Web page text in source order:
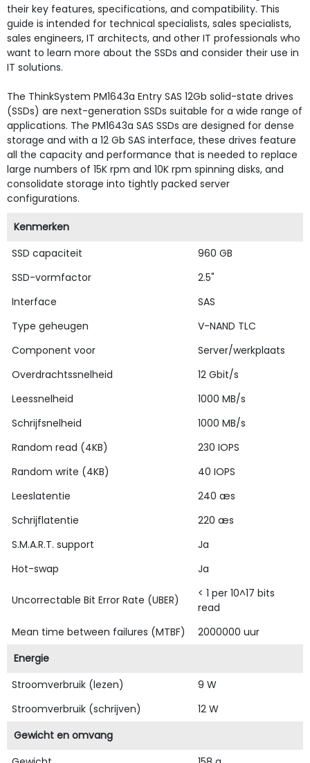
their key features, specifications, and compatibility. This
guide is intended for technical specialists, sales specialists,
sales engineers, IT architects, and other IT professionals who
want to learn more about the SSDs and consider their use in
IT solutions.
The ThinkSystem PM1643a Entry SAS 12Gb solid-state drives
(SSDs) are next-generation SSDs suitable for a wide range of
applications. The PM1643a SAS SSDs are designed for dense
storage and with a 12 Gb SAS interface, these drives feature
all the capacity and performance that is needed to replace
large numbers of 15K rpm and 10K rpm spinning disks, and
consolidate storage into tightly packed server
configurations.
Kenmerken
SSD capaciteit
960 GB
SSD-vormfactor
2.5"
Interface
SAS
Type geheugen
V-NAND TLC
Component voor
Server/werkplaats
Overdrachtssnelheid
12 Gbit/s
Leessnelheid
1000 MB/s
Schrijfsnelheid
1000 MB/s
Random read (4KB)
230 IOPS
Random write (4KB)
40 IOPS
Leeslatentie
240 æs
Schrijflatentie
220 æs
S.M.A.R.T. support
Ja
Hot-swap
Ja
Uncorrectable Bit Error Rate (UBER)
< 1 per 10^17 bits
read
Mean time between failures (MTBF)
2000000 uur
Energie
Stroomverbruik (lezen)
9 W
Stroomverbruik (schrijven)
12 W
Gewicht en omvang